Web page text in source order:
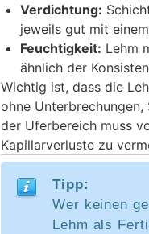
Verdichtung:
jeweils gut mit
Feuchtigkeit: Lehm
ähnlich der
Wichtig ist, dass die
ohne
der Uferbereich muss
Kapillarverluste zu
Tipp:
Wer keinen
Lehm als